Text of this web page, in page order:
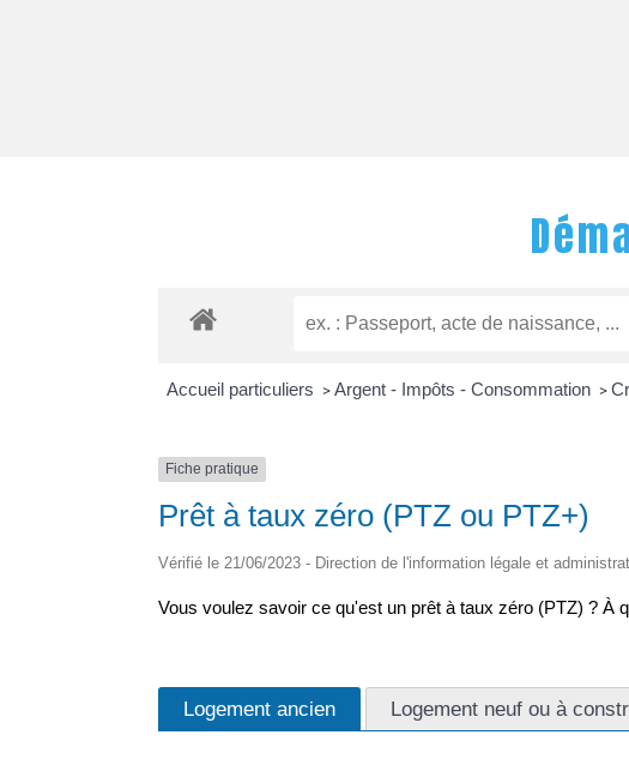
Accueil particuliers > Argent - Impôts - Consommation >
Fiche pratique
Prêt à taux zéro (PTZ ou PTZ+)
Vérifié le 21/06/2023 - Direction de l'information légale et
Vous voulez savoir ce qu'est un prêt à taux zéro (PTZ) ? À
Logement ancien Logement neuf ou à